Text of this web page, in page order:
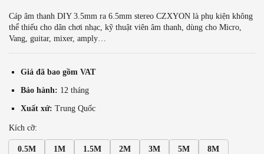
Cáp âm thanh DIY 3.5mm ra 6.5mm stereo CZXYON là phụ kiện không
thể thiếu cho dân chơi nhạc, kỹ thuật viên âm thanh, dùng cho Micro,
Vang, guitar, mixer, amply…
Giá đã bao gồm VAT
Bảo hành: 12 tháng
Xuất xứ: Trung Quốc
Kích cỡ:
0.5M 1M 1.5M 2M 3M 5M
8M